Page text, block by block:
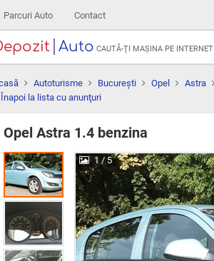
Parcuri Auto Contact
Auto CAUTĂ-ŢI MAŞINA PE INTERNET
Autoturisme Bucureşti Opel Astra
Înapoi la lista cu anunţuri
Opel Astra 1.4 benzina
1/ 5